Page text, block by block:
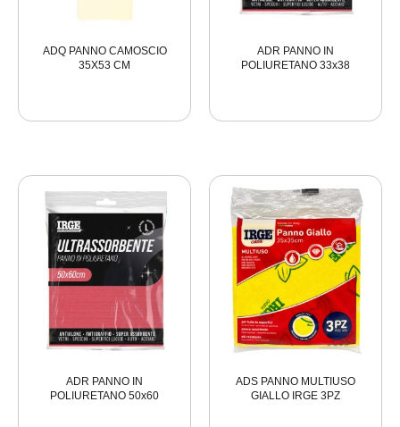
ADQ PANNO CAMOSCIO
35X53 CM
ADR PANNO IN
POLIURETANO 33x38
ADR PANNO IN
POLIURETANO 50x60
ADS PANNO MULTIUSO
GIALLO IRGE 3PZ